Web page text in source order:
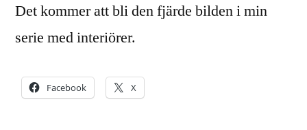
Det kommer att bli den fjärde bilden i min
serie med interiörer.
Facebook X